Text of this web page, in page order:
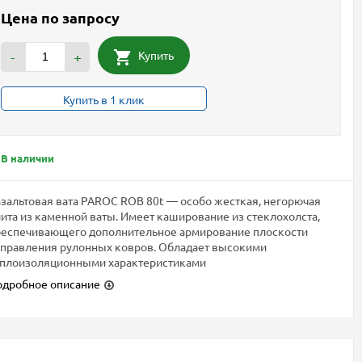
Цена по запросу
- + Купить
Купить в 1 клик
В наличии
вата PAROC ROB 80t — особо жесткая, негорючая
из каменной ваты. Имеет каширование из стеклохолста,
дополнительное армирование плоскости
рулонных ковров. Обладает высокими
характеристиками
описание